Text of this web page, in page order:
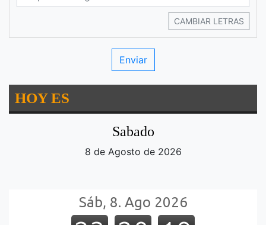
CAMBIAR LETRAS
HOY ES
Sabado
8 de Agosto de 2026